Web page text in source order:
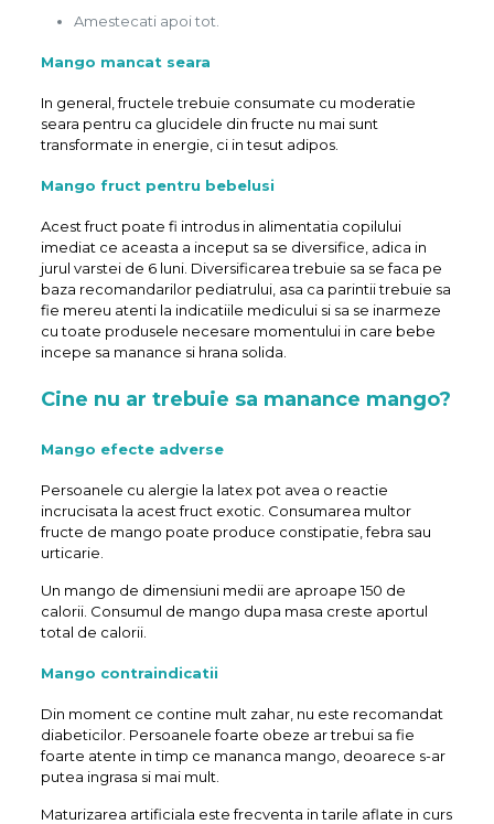
Amestecati apoi tot.
Mango mancat seara
In general, fructele trebuie consumate cu moderatie
seara pentru ca glucidele din fructe nu mai sunt
transformate in energie, ci in tesut adipos.
Mango fruct pentru bebelusi
Acest fruct poate fi introdus in alimentatia copilului
imediat ce aceasta a inceput sa se diversifice, adica in
jurul varstei de 6 luni. Diversificarea trebuie sa se faca pe
baza recomandarilor pediatrului, asa ca parintii trebuie sa
fie mereu atenti la indicatiile medicului si sa se inarmeze
cu toate produsele necesare momentului in care bebe
incepe sa manance si hrana solida.
Cine nu ar trebuie sa manance mango?
Mango efecte adverse
Persoanele cu alergie la latex pot avea o reactie
incrucisata la acest fruct exotic. Consumarea multor
fructe de mango poate produce constipatie, febra sau
urticarie.
Un mango de dimensiuni medii are aproape 150 de
calorii. Consumul de mango dupa masa creste aportul
total de calorii.
Mango contraindicatii
Din moment ce contine mult zahar, nu este recomandat
diabeticilor. Persoanele foarte obeze ar trebui sa fie
foarte atente in timp ce mananca mango, deoarece s-ar
putea ingrasa si mai mult.
Maturizarea artificiala este frecventa in tarile aflate in curs